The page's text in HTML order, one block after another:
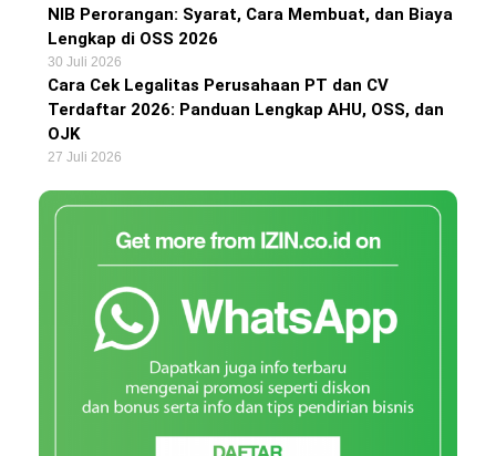
NIB Perorangan: Syarat, Cara Membuat, dan Biaya
Lengkap di OSS 2026
30 Juli 2026
Cara Cek Legalitas Perusahaan PT dan CV
Terdaftar 2026: Panduan Lengkap AHU, OSS, dan
OJK
27 Juli 2026